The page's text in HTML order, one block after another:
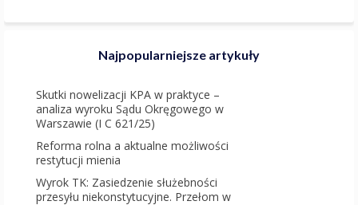
Najpopularniejsze artykuły
Skutki nowelizacji KPA w praktyce –
analiza wyroku Sądu Okręgowego w
Warszawie (I C 621/25)
Reforma rolna a aktualne możliwości
restytucji mienia
Wyrok TK: Zasiedzenie służebności
przesyłu niekonstytucyjne. Przełom w